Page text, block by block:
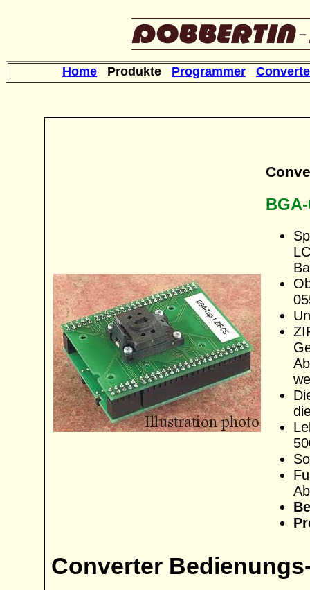
Home Produkte Programmer
Converter